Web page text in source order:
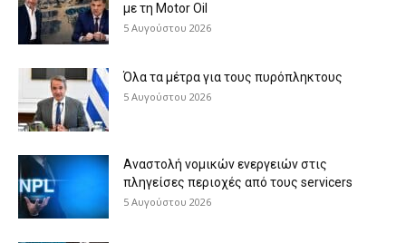
με τη Μotor Oil
5 Αυγούστου 2026
Όλα τα μέτρα για τους πυρόπληκτους
5 Αυγούστου 2026
Αναστολή νομικών ενεργειών στις
πληγείσες περιοχές από τους servicers
5 Αυγούστου 2026